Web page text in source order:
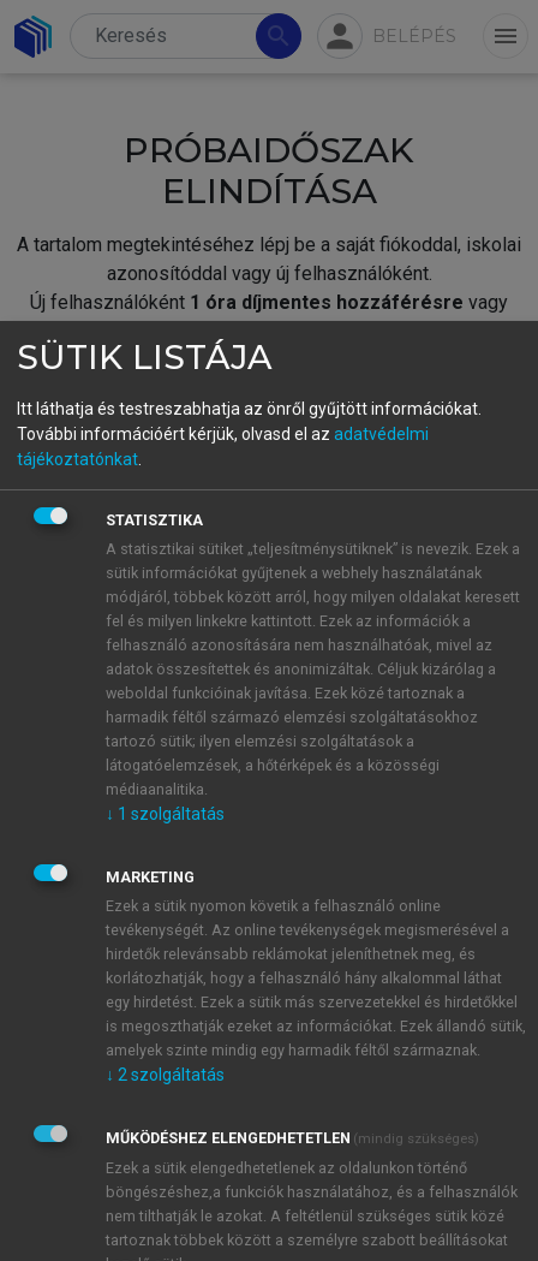
search person BELÉPÉS menu
PRÓBAIDŐSZAK
ELINDÍTÁSA
A tartalom megtekintéséhez lépj be a saját fiókoddal, iskolai
azonosítóddal vagy új felhasználóként.
Új felhasználóként 1 óra díjmentes hozzáférésre vagy
fiókoddal,vagy hozz létre új fiókot.
A regisztráció után apróbaidőszakautomatikusan
BELÉPÉS SAJÁT FIÓKKAL
ÚJ FIÓK LÉTREHOZÁSA
1 óra díjmentes hozzáférés
E-MAIL-CÍM
JELSZÓ
JELSZÓ ÚJRA
Kérek értesítést a MeRSZ újdonságairól, akcióiról.
Kérek értesítést az Akadémiai Kiadó Zrt. újdonságairól,
Adatkezelési tájékoztatóbanfoglaltakat tudomásul
veszem és elfogadom.
Általános vásárlási feltételeket, valamint a szotar.netés a
mersz.huoldalak licencszerződéseiben foglaltakat
tudomásul veszem és elfogadom.
SÜTIK LISTÁJA
Itt láthatja és testreszabhatja az önről gyűjtött információkat.
További információért kérjük, olvasd el az adatvédelmi
tájékoztatónkat
STATISZTIKA
A statisztikai sütiket „teljesítménysütiknek” is nevezik. Ezek a
sütik információkat gyűjtenek a webhely használatának
módjáról, többek között arról, hogy milyen oldalakat keresett
fel és milyen linkekre kattintott. Ezek az információk a
felhasználó azonosítására nem használhatóak, mivel az
adatok összesítettek és anonimizáltak. Céljuk kizárólag a
weboldal funkcióinak javítása. Ezek közé tartoznak a
harmadik féltől származó elemzési szolgáltatásokhoz
tartozó sütik; ilyen elemzési szolgáltatások a
látogatóelemzések, a hőtérképek és a közösségi
médiaanalitika.
↓ 1 szolgáltatás
MARKETING
Ezek a sütik nyomon követik a felhasználó online
tevékenységét. Az online tevékenységek megismerésével a
hirdetők relevánsabb reklámokat jeleníthetnek meg, és
korlátozhatják, hogy a felhasználó hány alkalommal láthat
egy hirdetést. Ezek a sütik más szervezetekkel és hirdetőkkel
is megoszthatják ezeket az információkat. Ezek állandó sütik,
amelyek szinte mindig egy harmadik féltől származnak.
↓ 2 szolgáltatás
MŰKÖDÉSHEZ ELENGEDHETETLEN (mindig szükséges)
Ezek a sütik elengedhetetlenek az oldalunkon történő
böngészéshez,a funkciók használatához, és a felhasználók
nem tilthatják le azokat. A feltétlenül szükséges sütik közé
tartoznak többek között a személyre szabott beállításokat